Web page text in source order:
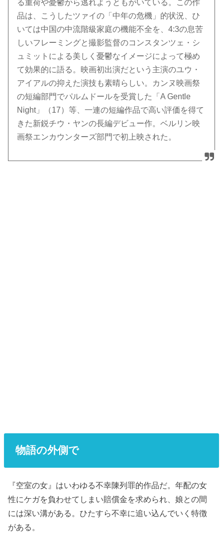
る重荷や憂鬱から逃れようともがいている。この作
品は、こうしたツァイの「中年の危機」的状況、ひ
いては中国の中流階級家庭の機能不全を、4:3の息苦
しいフレーミングと撮影監督のコンスタンツェ・シ
ュミットによる美しく憂鬱なイメージによって極め
て効果的に語る。映画初出演だという主演のユウ・
アイアルの抑えた演技も素晴らしい。カンヌ映画祭
の短編部門でパルムドールを受賞した「A Gentle
Night」（17）等、一連の短編作品で高い評価を得て
きた新鋭チウ・ヤンの長編デビュー作。ベルリン映
画祭エンカウンターズ部門で初上映された。
物語の外側で
『空室の女』はいわゆる不幸陳列罪的作品だ。年配の女
性にケガを負わせてしまい賠償金を求められ、娘との間
には深い溝がある。ひたすら不幸に追い込んでいく特徴
がある。